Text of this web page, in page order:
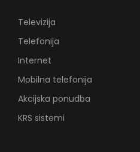
Televizija
Telefonija
Internet
Mobilna telefonija
Akcijska ponudba
KRS sistemi